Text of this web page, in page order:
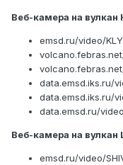
Веб-камера на вулкан
emsd.ru/video/
data.emsd.iks.ru/
data.emsd.iks.ru/
data.emsd.ru/
Веб-камера на вулкан
emsd.ru/video/